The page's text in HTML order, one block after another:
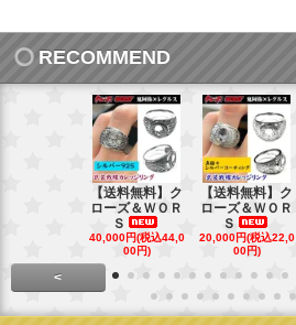
RECOMMEND
【送料無料】ク
ローズ＆ＷＯＲ
Ｓ
40,000円(税込44,0
00円)
【送料無料】ク
ローズ＆ＷＯＲ
Ｓ
20,000円(税込22,0
00円)
<